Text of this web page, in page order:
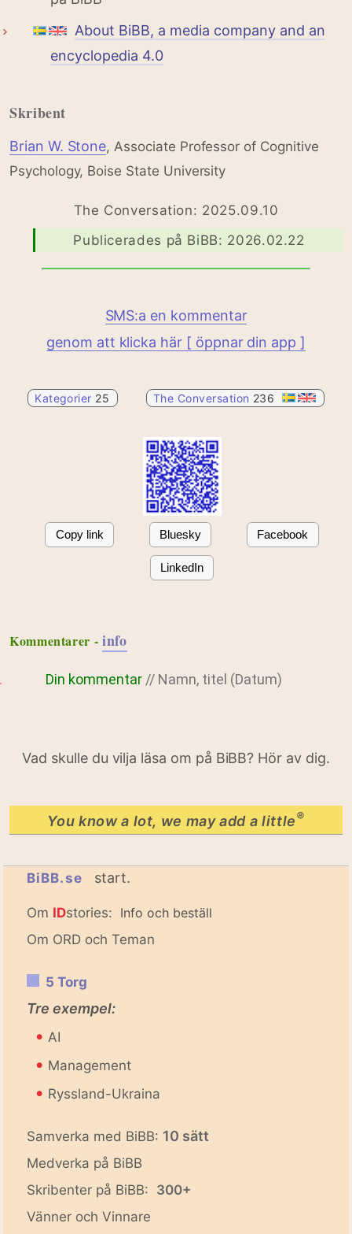
About BiBB, a media company and an
encyclopedia 4.0
Skribent
Brian W. Stone, Associate Professor of Cognitive
Psychology, Boise State University
The Conversation: 2025.09.10
Publicerades på BiBB: 2026.02.22
SMS:a en kommentar
genom att klicka här [ öppnar din app ]
Kategorier 25 The Conversation 236
Copy link Bluesky Facebook
LinkedIn
Kommentarer - info
Din kommentar // Namn, titel (Datum)
Vad skulle du vilja läsa om på BiBB? Hör av dig.
You know a lot, we may add a little®
BiBB.se start.
Om IDstories: Info och beställ
Om ORD och Teman
5 Torg
Tre exempel:
• AI
• Management
• Ryssland-Ukraina
Samverka med BiBB: 10 sätt
Medverka på BiBB
Skribenter på BiBB: 300+
Vänner och Vinnare